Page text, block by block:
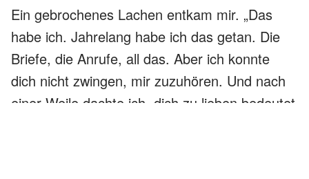
Notruf zu wählen
Ein gebrochenes Lachen entkam mir. „Das
habe ich. Jahrelang habe ich das getan. Die
Briefe, die Anrufe, all das. Aber ich konnte
dich nicht zwingen, mir zuzuhören. Und nach
einer Weile dachte ich, dich zu lieben bedeutet